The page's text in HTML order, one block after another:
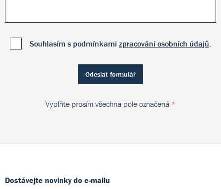
Souhlasím s podmínkami zpracování osobních údajů
Odeslat formulář
Vyplňte prosím všechna pole označená *
Dostávejte novinky do e-mailu